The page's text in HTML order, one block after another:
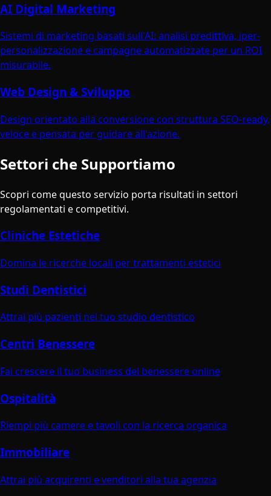
AI Digital Marketing
Sistemi di marketing basati sull'AI: analisi predittiva, iper-
personalizzazione e campagne automatizzate per un ROI
misurabile.
Web Design & Sviluppo
Design orientato alla conversione con struttura SEO-ready,
veloce e pensata per guidare all'azione.
Settori che Supportiamo
Scopri come questo servizio porta risultati in settori
regolamentati e competitivi.
Cliniche Estetiche
Domina le ricerche locali per trattamenti estetici
Studi Dentistici
Attrai più pazienti nel tuo studio dentistico
Centri Benessere
Fai crescere il tuo business del benessere online
Ospitalità
Riempi più camere e tavoli con la ricerca organica
Immobiliare
Attrai più acquirenti e venditori alla tua agenzia